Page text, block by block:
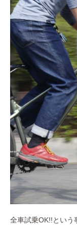
全車試乗OK!!という